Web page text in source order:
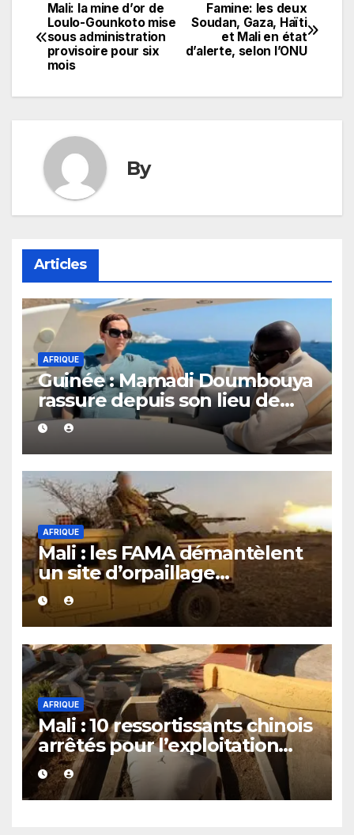
Navigation
de
Famine: les deux
Soudan, Gaza, Haïti
et Mali en état
d’alerte, selon l’ONU
Mali: la mine d’or de
Loulo-Gounkoto mise
sous administration
provisoire pour six
mois
By
Articles
AFRIQUE
Guinée : Mamadi Doumbouya
rassure depuis son lieu de
vacances
AFRIQUE
Mali : les FAMA démantèlent
un site d’orpaillage
clandestin soupçonné d’être
exploité par le JNIM et le FLA
AFRIQUE
Mali : 10 ressortissants chinois
arrêtés pour l’exploitation
présumée d’un casino
clandestin